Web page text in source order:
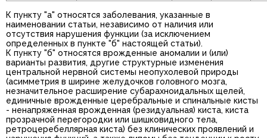
К пункту "а" относятся заболевания, указанные в
наименовании статьи, независимо от наличия или
отсутствия нарушения функции (за исключением
определенных в пункте "б" настоящей статьи).
К пункту "б" относятся врожденные аномалии и (или)
варианты развития, другие структурные изменения
центральной нервной системы неопухолевой природы
(асимметрия в ширине желудочков головного мозга,
незначительное расширение субарахноидальных щелей,
единичные врожденные церебральные и спинальные кисты
- ненапряженная врожденная (резидуальная) киста, киста
прозрачной перегородки или шишковидного тела,
ретроцеребеллярная киста) без клинических проявлений и